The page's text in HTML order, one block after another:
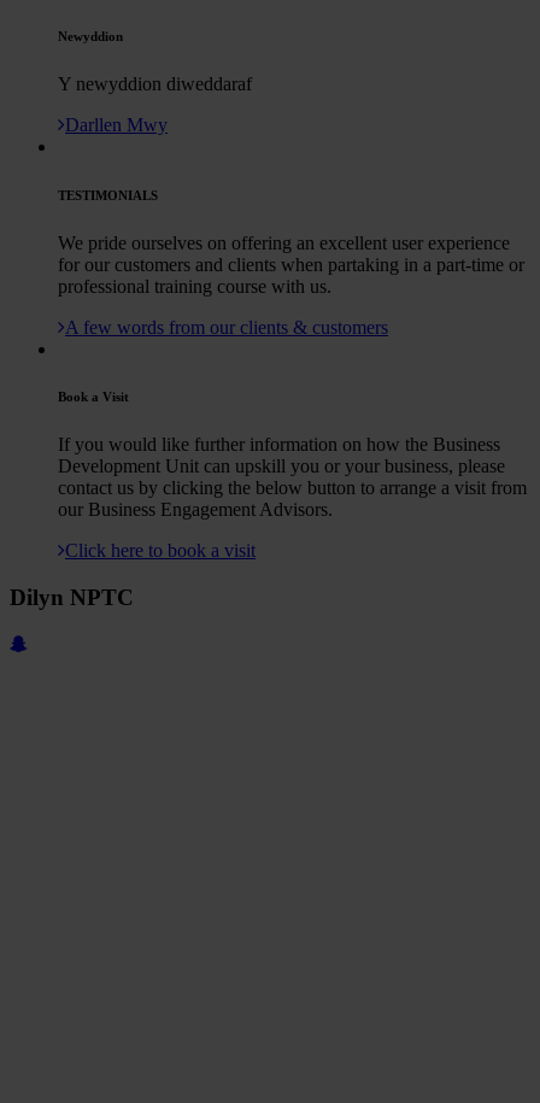
Newyddion
Y newyddion diweddaraf
Darllen Mwy
TESTIMONIALS
We pride ourselves on offering an excellent user experience
for our customers and clients when partaking in a part-time or
professional training course with us.
A few words from our clients & customers
Book a Visit
If you would like further information on how the Business
Development Unit can upskill you or your business, please
contact us by clicking the below button to arrange a visit from
our Business Engagement Advisors.
Click here to book a visit
Dilyn NPTC